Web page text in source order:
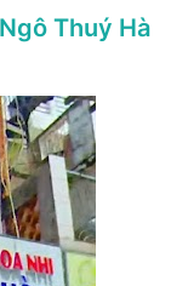
Thuý Hà